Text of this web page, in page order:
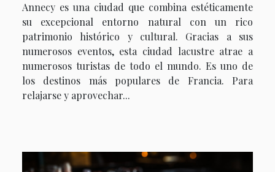
Annecy es una ciudad que combina estéticamente
su excepcional entorno natural con un rico
patrimonio histórico y cultural. Gracias a sus
numerosos eventos, esta ciudad lacustre atrae a
numerosos turistas de todo el mundo. Es uno de
los destinos más populares de Francia. Para
relajarse y aprovechar...